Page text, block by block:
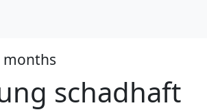
months
schadhaft